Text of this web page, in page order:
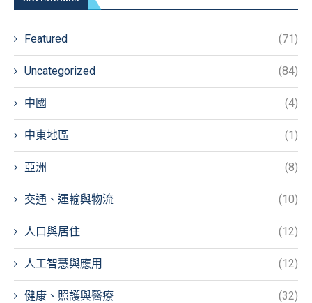
Featured (71)
Uncategorized (84)
中國 (4)
中東地區 (1)
亞洲 (8)
交通、運輸與物流 (10)
人口與居住 (12)
人工智慧與應用 (12)
健康、照護與醫療 (32)